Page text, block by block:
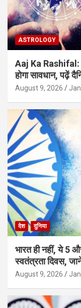
ASTROLOGY
Aaj Ka Rashifal:
होगा सावधान, पढ़ें
August 9, 2026
देश दुनिया
भारत ही नहीं, ये 5
स्वतंत्रता दिवस,
August 9, 2026